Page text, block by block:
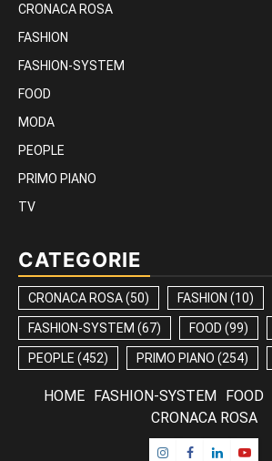
CRONACA ROSA
FASHION
FASHION-SYSTEM
FOOD
MODA
PEOPLE
PRIMO PIANO
TV
CATEGORIE
CRONACA ROSA(50) FASHION (10)
FASHION-SYSTEM (67) FOOD (99)
PEOPLE (452) PRIMO PIANO (254)
HOME FASHION-SYSTEM FOOD
CRONACA ROSA
Instagram
Facebook
Linkedin